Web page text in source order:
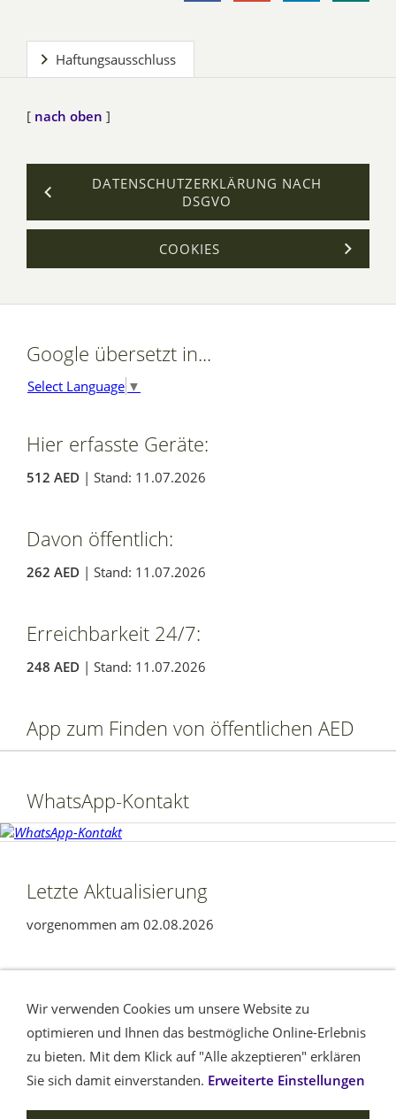
Haftungsausschluss
[ nach oben ]
DATENSCHUTZERKLÄRUNG NACH
DSGVO
COOKIES
Google übersetzt in...
Select Language ▼
Hier erfasste Geräte:
512 AED | Stand: 11.07.2026
Davon öffentlich:
262 AED | Stand: 11.07.2026
Erreichbarkeit 24/7:
248 AED | Stand: 11.07.2026
App zum Finden von öffentlichen AED
WhatsApp-Kontakt
Letzte Aktualisierung
vorgenommen am 02.08.2026
Ihre Nachricht
Seitenübersicht
Datenschutzerklärung nach DSGVO
Impressum /
Haftungsausschluss
Cookies
Am Rande
Barrierefreiheit
Leben retten im Kreis Euskirchen © Dieter Kabatnik, 2011 -
Wir verwenden Cookies um unsere Website zu
optimieren und Ihnen das bestmögliche Online-Erlebnis
zu bieten. Mit dem Klick auf "Alle akzeptieren" erklären
Sie sich damit einverstanden. Erweiterte Einstellungen